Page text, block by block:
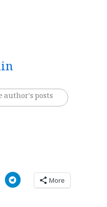
author's posts
More